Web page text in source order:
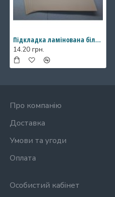
Підкладка ламінована біла, 450*450 мм
14.20 грн.
Про компанію
Доставка
Умови та угоди
Оплата
Особистий кабінет